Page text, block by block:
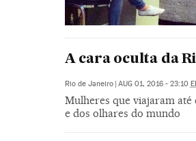
A cara oculta da
Rio de Janeiro AUG 01, 2016 - 23:10
Mulheres que viajaram
e dos olhares do mundo